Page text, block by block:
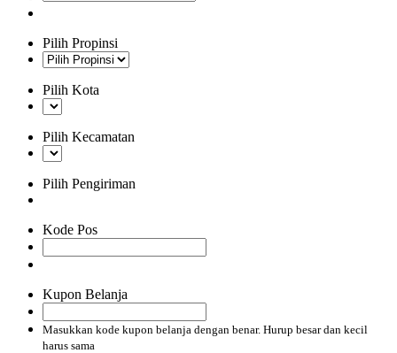
Pilih Propinsi
Pilih Kota
Pilih Kecamatan
Pilih Pengiriman
Kode Pos
Kupon Belanja
Masukkan kode kupon belanja dengan benar. Hurup besar dan kecil
harus sama